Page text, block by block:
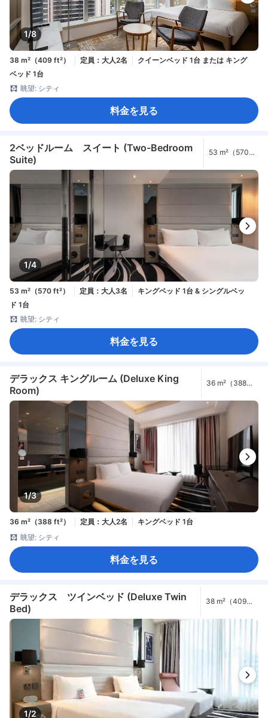
1/8
38 m²（409 ft²） 定員：大人2名
クイーンベッド 1台 または キング
ベッド 1台
眺望: シティ
料金を見る
2ベッドルーム スイート (Two-Bedroom
Suite)
53 m²（570
1/4
53 m²（570 ft²） 定員：大人3名
キングベッド 1台 & シングルベッ
ド 1台
眺望: シティ
料金を見る
デラックス キングルーム (Deluxe King
Room)
36 m²（388
1/3
36 m²（388 ft²） 定員：大人2名
キングベッド 1台
眺望: シティ
料金を見る
デラックス ツインベッド (Deluxe Twin
Bed)
38 m²（409
1/2